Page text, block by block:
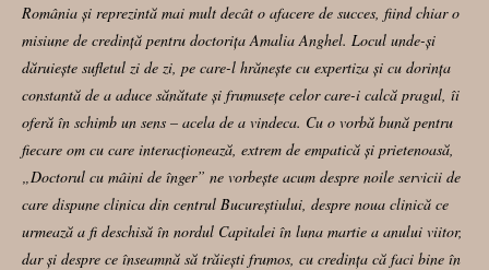
România și reprezintă mai mult decât o afacere de succes, fiind chiar o
misiune de credință pentru doctorița Amalia Anghel. Locul unde-și
dăruiește sufletul zi de zi, pe care-l hrănește cu expertiza și cu dorința
constantă de a aduce sănătate și frumusețe celor care-i calcă pragul, îi
oferă în schimb un sens – acela de a vindeca. Cu o vorbă bună pentru
fiecare om cu care interacționează, extrem de empatică și prietenoasă,
„Doctorul cu mâini de înger” ne vorbește acum despre noile servicii de
care dispune clinica din centrul Bucureștiului, despre noua clinică ce
urmează a fi deschisă în nordul Capitalei în luna martie a anului viitor,
dar și despre ce înseamnă să trăiești frumos, cu credința că faci bine în